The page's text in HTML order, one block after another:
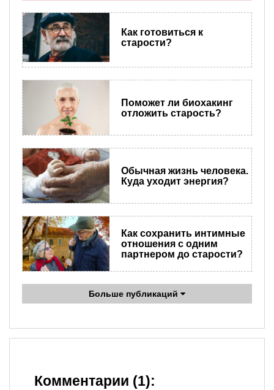
Как готовиться к
старости?
Поможет ли биохакинг
отложить старость?
Обычная жизнь человека.
Куда уходит энергия?
Как сохранить интимные
отношения c одним
партнером до старости?
Больше публикаций
Комментарии (1):